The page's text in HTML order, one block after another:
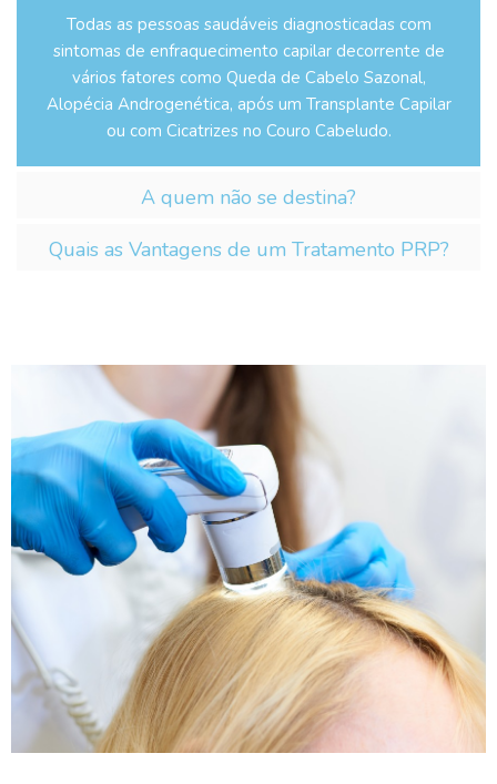
Todas as pessoas saudáveis diagnosticadas com
sintomas de enfraquecimento capilar decorrente de
vários fatores como Queda de Cabelo Sazonal,
Alopécia Androgenética, após um Transplante Capilar
ou com Cicatrizes no Couro Cabeludo.
A quem não se destina?
Quais as Vantagens de um Tratamento PRP?